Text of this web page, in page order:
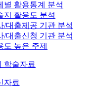
별 활용통계 분석
지 활용도 분석
/대출제공 기관 분석
/대출신청 기관 분석
도 높은 주제
학술자료
자료